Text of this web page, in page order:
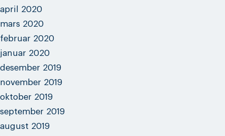
april 2020
mars 2020
februar 2020
januar 2020
desember 2019
november 2019
oktober 2019
september 2019
august 2019